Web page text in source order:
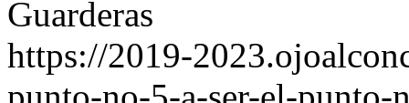
Guarderas
https://2019-